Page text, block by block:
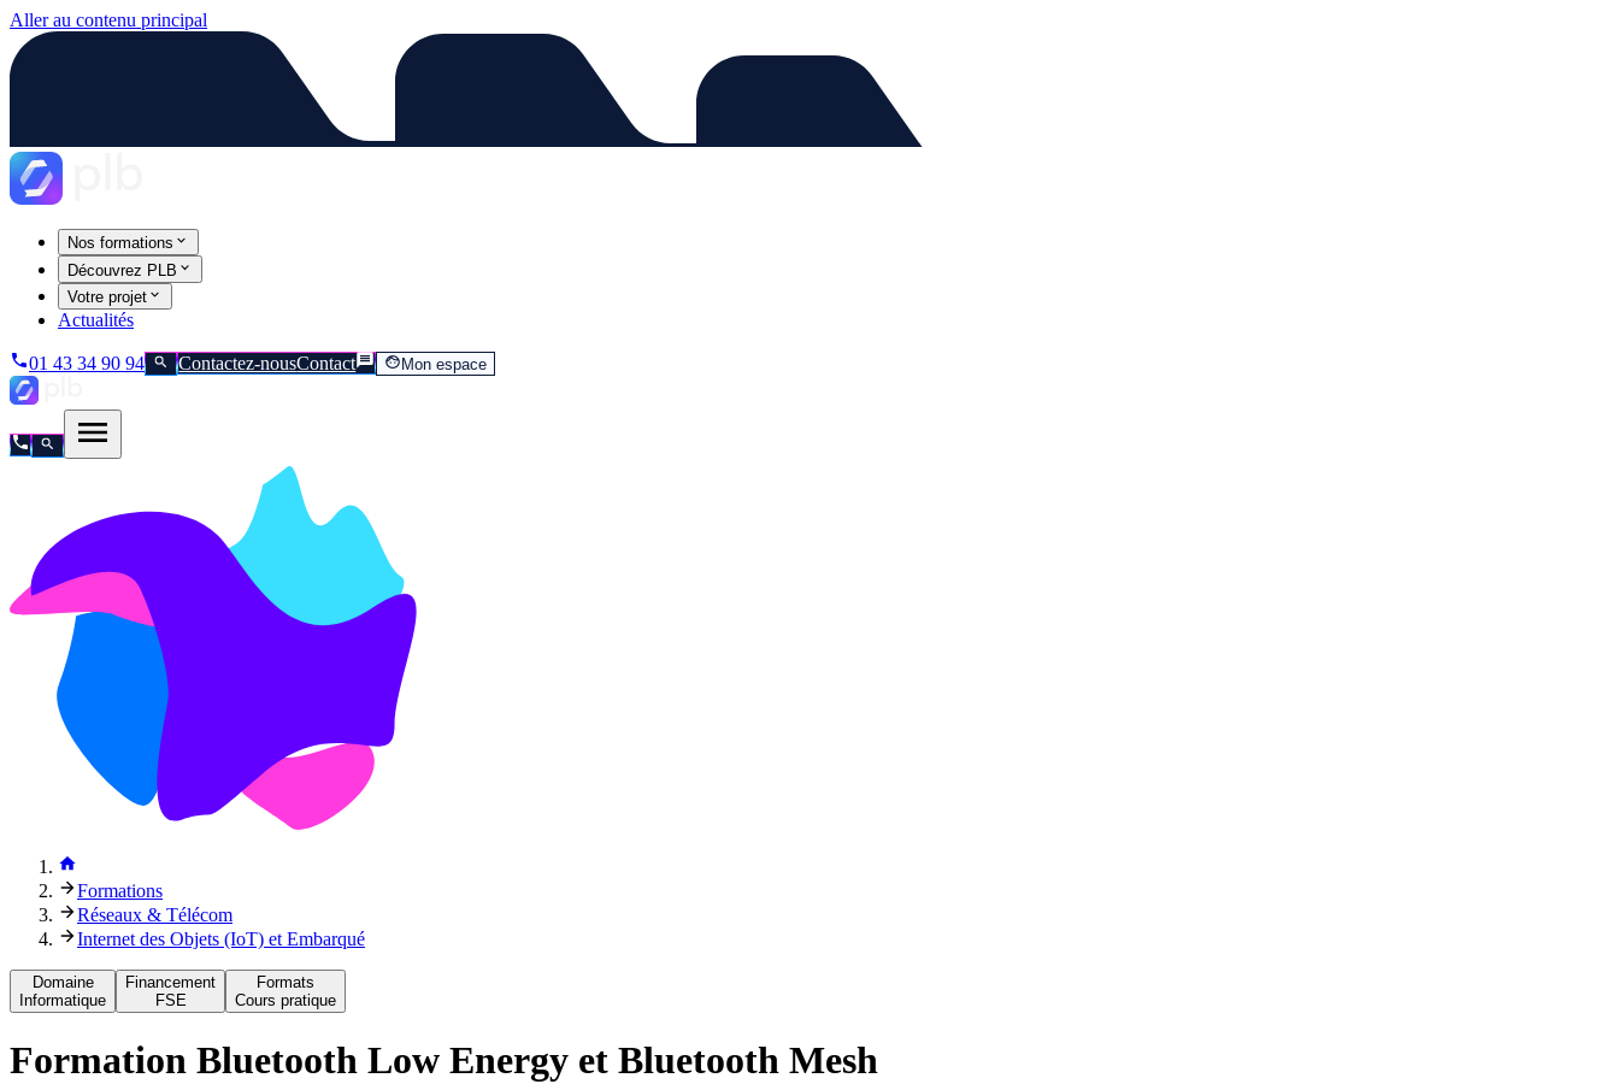
Aller au contenu principal
Nos formations
Découvrez PLB
Votre projet
Actualités
01 43 34 90 94 Contactez-nousContact Mon espace
Formations
Réseaux & Télécom
Internet des Objets (IoT) et Embarqué
Domaine
Informatique
Financement
FSE
Formats
Cours pratique
Formation Bluetooth Low Energy et Bluetooth Mesh